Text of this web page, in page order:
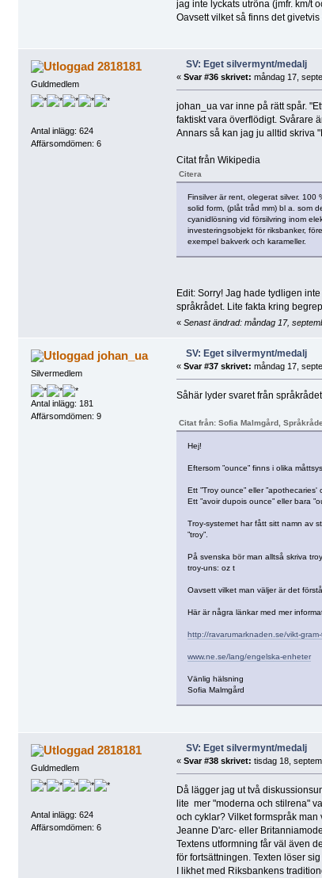
jag inte lyckats utröna (jmfr. km/t
Oavsett vilket så finns det
2818181
Guldmedlem
Antal inlägg: 624
Affärsomdömen: 6
SV: Eget silvermynt/medalj
« Svar #36 skrivet: måndag 17,
johan_ua var inne på rätt spår.
faktiskt vara överflödigt. Svårare
Annars så kan jag ju alltid skriva
Citat från Wikipedia
Citera
Finsilver är rent, olegerat silver. 100
solid form, (plåt tråd mm) bl a. som
cyanidlösning vid försilvring inom
investeringsobjekt för riksbanker,
exempel bakverk och karameller.
Edit: Sorry! Jag hade tydligen
språkrådet. Lite fakta kring
« Senast ändrad: måndag 17,
johan_ua
Silvermedlem
Antal inlägg: 181
Affärsomdömen: 9
SV: Eget silvermynt/medalj
« Svar #37 skrivet: måndag 17,
Såhär lyder svaret från
Citat från: Sofia Malmgård,
Hej!
Eftersom ”ounce” finns i olika
Ett ”Troy ounce” eller
Ett ”avoir dupois ounce” eller bara
Troy-systemet har fått sitt namn av
”troy”.
På svenska bör man alltså skriva
troy-uns: oz t
Oavsett vilket man väljer är det
Här är några länkar med mer
http://ravarumarknaden.se/vikt-
www.ne.se/lang/engelska-enheter
Vänlig hälsning
Sofia Malmgård
2818181
Guldmedlem
Antal inlägg: 624
Affärsomdömen: 6
SV: Eget silvermynt/medalj
« Svar #38 skrivet: tisdag 18,
Då lägger jag ut två
lite mer "moderna och stilrena"
och cyklar? Vilket formspråk
Jeanne D'arc- eller
Textens utformning får väl även
för fortsättningen. Texten löser
I likhet med Riksbankens